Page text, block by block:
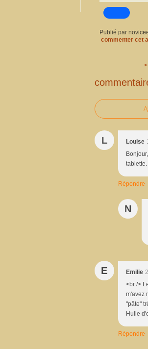
Publié par
commenter cet
L Louise
Répondre
N
E Emilie
<br />
m'avez
"pâte"
Huile
Répondre